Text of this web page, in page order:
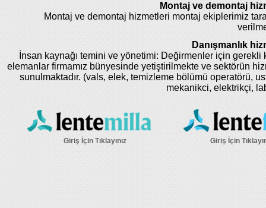
Montaj ve demontaj
Montaj ve demontaj hizmetleri montaj ekiplerimiz
Danışmanlık
İnsan kaynağı temini ve yönetimi: Değirmenler için gerekli
elemanlar firmamız bünyesinde yetiştirilmekte ve sektörün
sunulmaktadır. (vals, elek, temizleme bölümü operatörü,
mekanikci, elektrikçi,
Giriş İçin Tıklayınız Giriş İçin